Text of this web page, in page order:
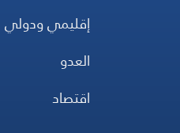
إقليمي ودولي
العدو
اقتصاد